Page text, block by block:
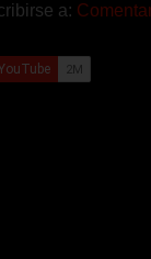
a: